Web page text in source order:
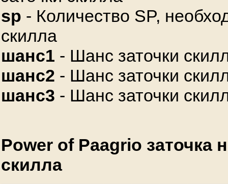
sp - Количество SP,
скилла
шанс1 - Шанс заточки
шанс2 - Шанс заточки
шанс3 - Шанс заточки
Power of Paagrio заточка
скилла